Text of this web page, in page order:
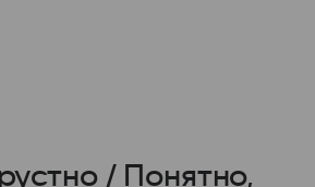
/ Понятно,